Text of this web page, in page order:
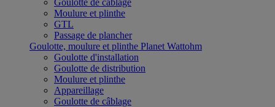
Goulotte de câblage
Moulure et plinthe
GTL
Passage de plancher
Goulotte, moulure et plinthe Planet Wattohm
Goulotte d'installation
Goulotte de distribution
Moulure et plinthe
Appareillage
Goulotte de câblage